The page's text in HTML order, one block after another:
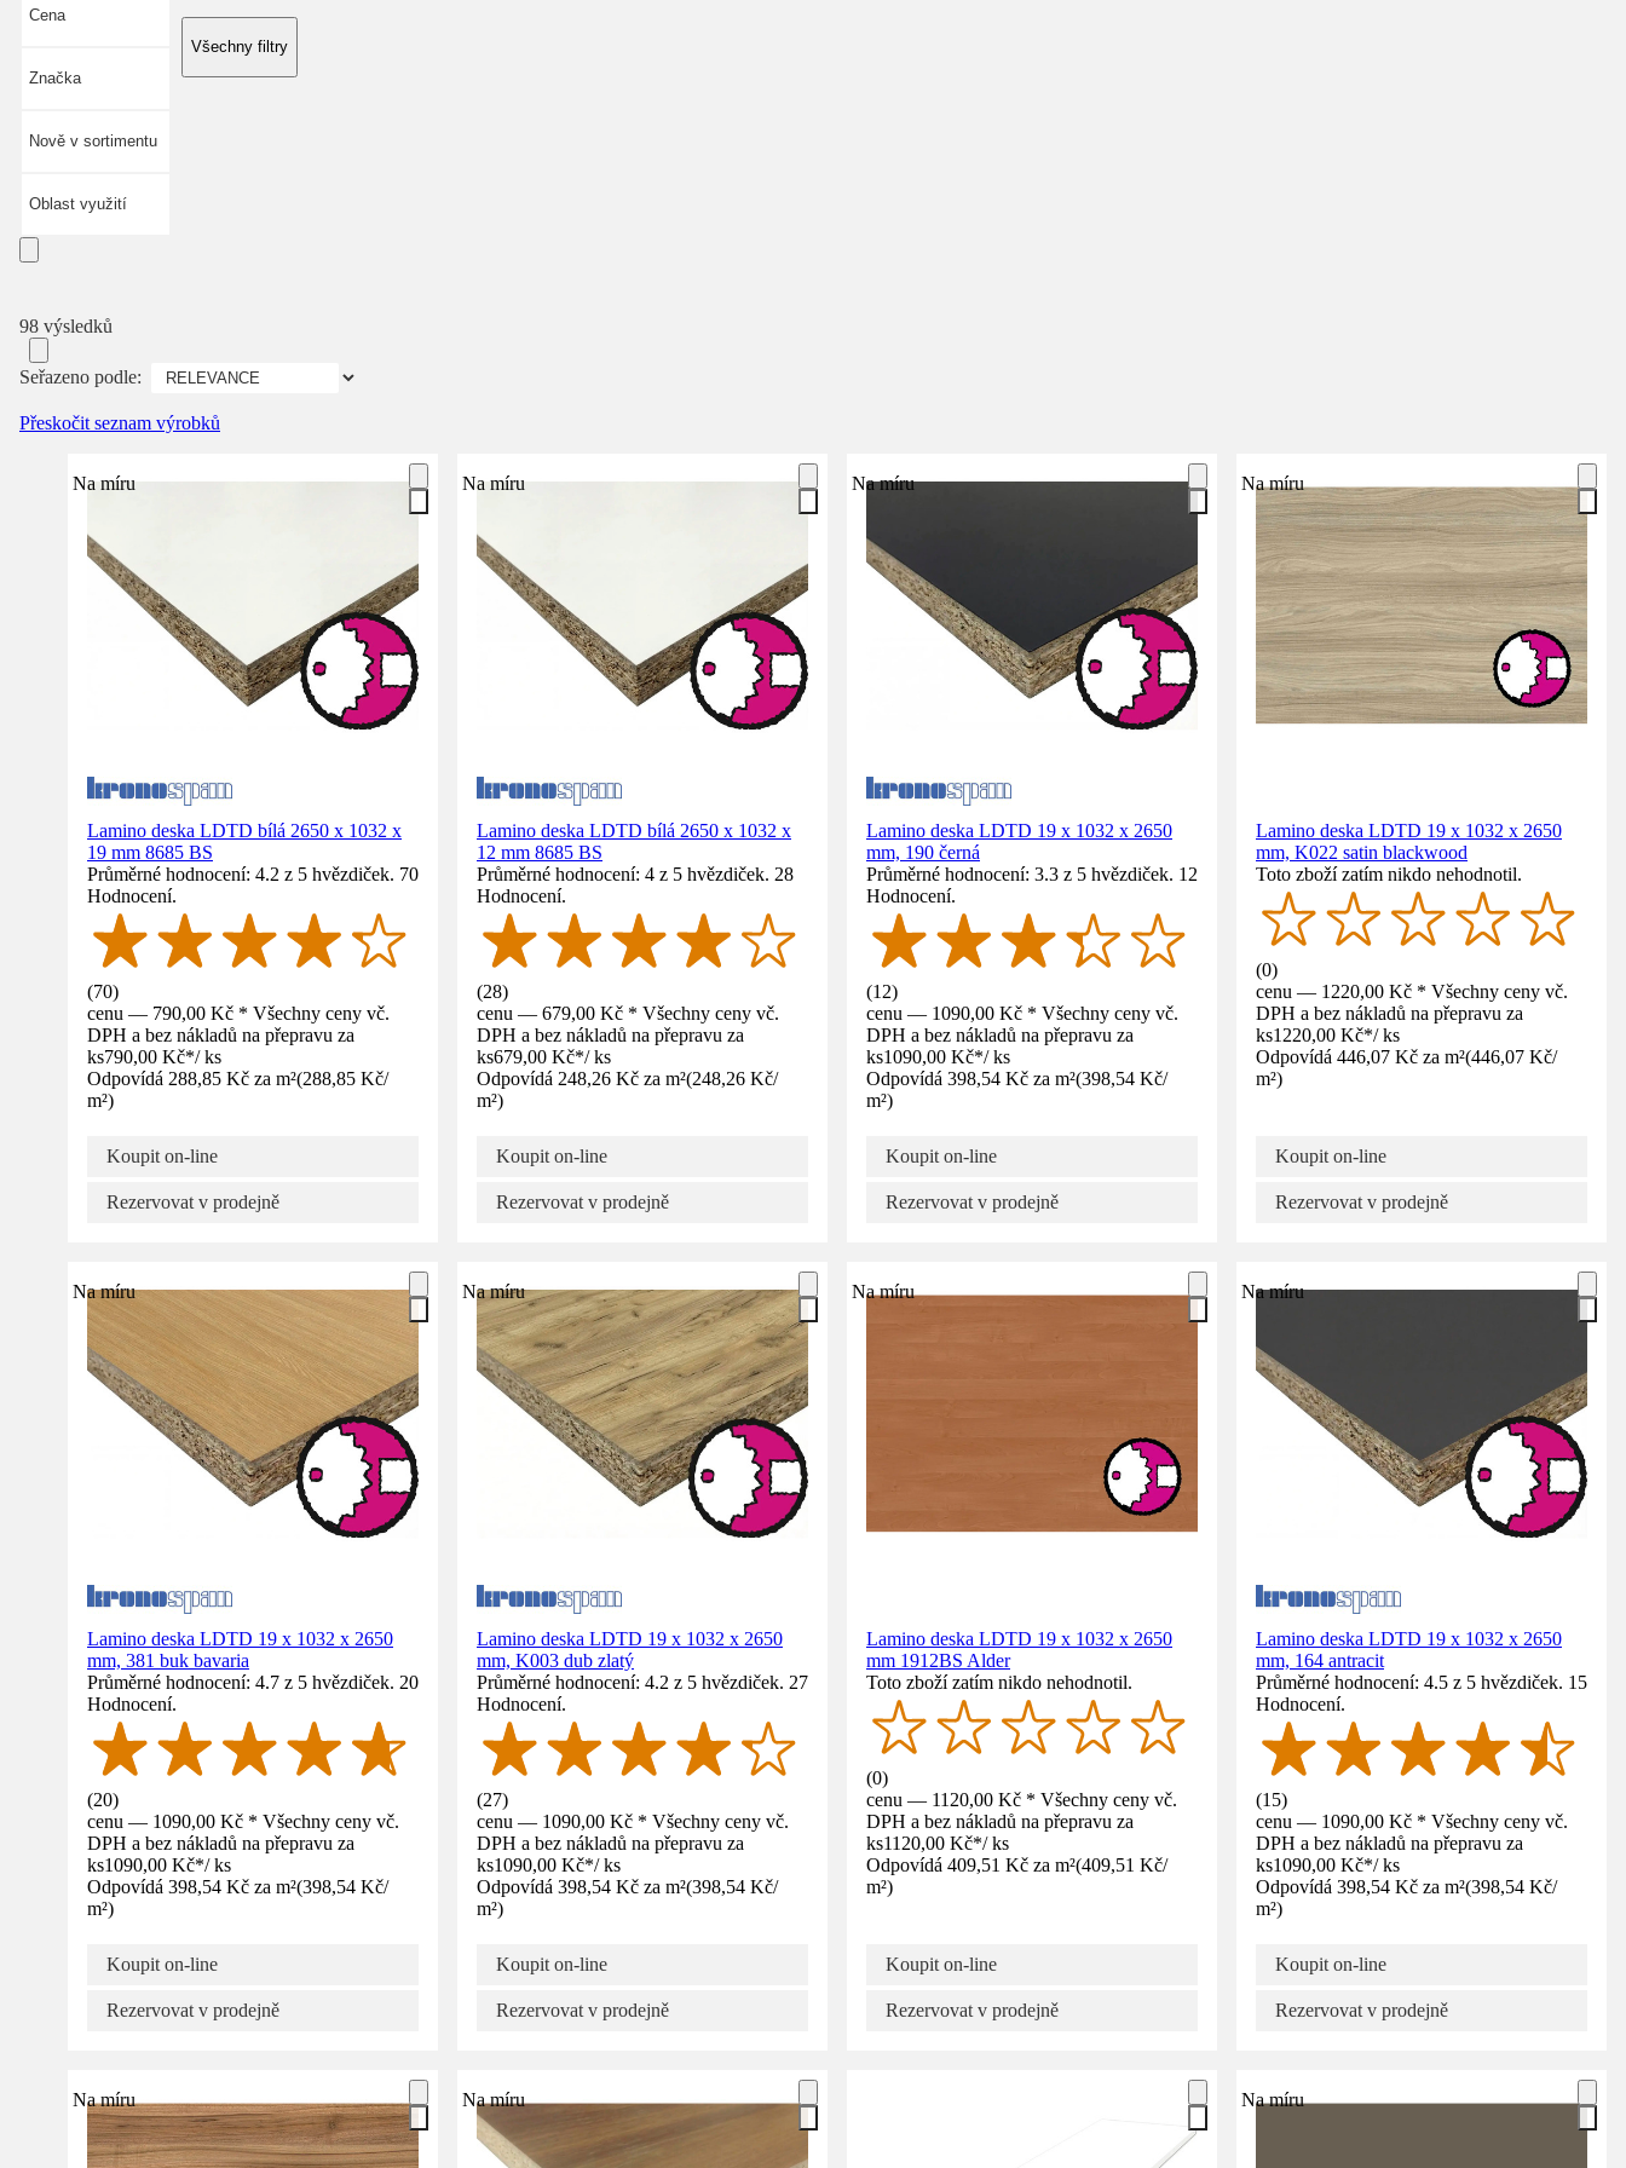
Cena
Značka
Nově v sortimentu
Oblast využití
Všechny filtry
98 výsledků
Seřazeno podle:
Přeskočit seznam výrobků
Na míru
Lamino deska LDTD bílá 2650 x 1032 x
19 mm 8685 BS
Průměrné hodnocení: 4.2 z 5 hvězdiček. 70
Hodnocení.
(70)
cenu — 790,00 Kč * Všechny ceny vč.
DPH a bez nákladů na přepravu za
ks790,00 Kč*/ ks
Odpovídá 288,85 Kč za m²(288,85 Kč/
m²)
Koupit on-line
Rezervovat v prodejně
Na míru
Lamino deska LDTD bílá 2650 x 1032 x
12 mm 8685 BS
Průměrné hodnocení: 4 z 5 hvězdiček. 28
Hodnocení.
(28)
cenu — 679,00 Kč * Všechny ceny vč.
DPH a bez nákladů na přepravu za
ks679,00 Kč*/ ks
Odpovídá 248,26 Kč za m²(248,26 Kč/
m²)
Koupit on-line
Rezervovat v prodejně
Na míru
Lamino deska LDTD 19 x 1032 x 2650
mm, 190 černá
Průměrné hodnocení: 3.3 z 5 hvězdiček. 12
Hodnocení.
(12)
cenu — 1090,00 Kč * Všechny ceny vč.
DPH a bez nákladů na přepravu za
ks1090,00 Kč*/ ks
Odpovídá 398,54 Kč za m²(398,54 Kč/
m²)
Koupit on-line
Rezervovat v prodejně
Na míru
Lamino deska LDTD 19 x 1032 x 2650
mm, K022 satin blackwood
Toto zboží zatím nikdo nehodnotil.
(0)
cenu — 1220,00 Kč * Všechny ceny vč.
DPH a bez nákladů na přepravu za
ks1220,00 Kč*/ ks
Odpovídá 446,07 Kč za m²(446,07 Kč/
m²)
Koupit on-line
Rezervovat v prodejně
Na míru
Lamino deska LDTD 19 x 1032 x 2650
mm, 381 buk bavaria
Průměrné hodnocení: 4.7 z 5 hvězdiček. 20
Hodnocení.
(20)
cenu — 1090,00 Kč * Všechny ceny vč.
DPH a bez nákladů na přepravu za
ks1090,00 Kč*/ ks
Odpovídá 398,54 Kč za m²(398,54 Kč/
m²)
Koupit on-line
Rezervovat v prodejně
Na míru
Lamino deska LDTD 19 x 1032 x 2650
mm, K003 dub zlatý
Průměrné hodnocení: 4.2 z 5 hvězdiček. 27
Hodnocení.
(27)
cenu — 1090,00 Kč * Všechny ceny vč.
DPH a bez nákladů na přepravu za
ks1090,00 Kč*/ ks
Odpovídá 398,54 Kč za m²(398,54 Kč/
m²)
Koupit on-line
Rezervovat v prodejně
Na míru
Lamino deska LDTD 19 x 1032 x 2650
mm 1912BS Alder
Toto zboží zatím nikdo nehodnotil.
(0)
cenu — 1120,00 Kč * Všechny ceny vč.
DPH a bez nákladů na přepravu za
ks1120,00 Kč*/ ks
Odpovídá 409,51 Kč za m²(409,51 Kč/
m²)
Koupit on-line
Rezervovat v prodejně
Na míru
Lamino deska LDTD 19 x 1032 x 2650
mm, 164 antracit
Průměrné hodnocení: 4.5 z 5 hvězdiček. 15
Hodnocení.
(15)
cenu — 1090,00 Kč * Všechny ceny vč.
DPH a bez nákladů na přepravu za
ks1090,00 Kč*/ ks
Odpovídá 398,54 Kč za m²(398,54 Kč/
m²)
Koupit on-line
Rezervovat v prodejně
Na míru Na míru Na míru